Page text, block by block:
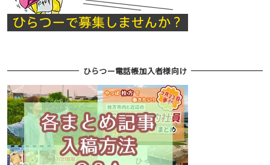
ひらつー電話帳加入者様向け